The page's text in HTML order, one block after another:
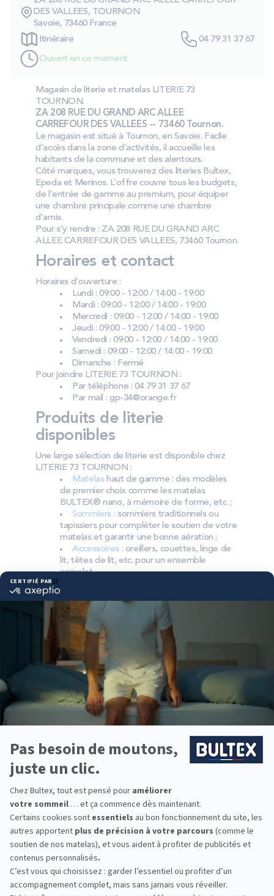
PROMOS
Technologie bultex
Nos engagements
Storelocator
ContactMon compte
DES VALLEES, TOURNON
Savoie, 73460 France
Itinéraire
04 79 31 37 67
Ouvert en ce moment
Magasin de literie et matelas LITERIE 73
TOURNON.
ZA 208 RUE DU GRAND ARC ALLEE
CARREFOUR DES VALLEES -- 73460 Tournon.
Le magasin est situé à Tournon, en Savoie. Facile
d’accès dans la zone d’activités, il accueille les
habitants de la commune et des alentours.
Côté marques, vous trouverez des literies Bultex,
Epeda et Merinos. L’offre couvre tous les budgets,
de l’entrée de gamme au premium, pour équiper
une chambre principale comme une chambre
d’amis.
Pour s’y rendre : ZA 208 RUE DU GRAND ARC
ALLEE CARREFOUR DES VALLEES, 73460 Tournon.
Horaires et contact
Horaires d’ouverture :
Lundi : 09:00 - 12:00 / 14:00 - 19:00
Mardi : 09:00 - 12:00 / 14:00 - 19:00
Mercredi : 09:00 - 12:00 / 14:00 - 19:00
Jeudi : 09:00 - 12:00 / 14:00 - 19:00
Vendredi : 09:00 - 12:00 / 14:00 - 19:00
Samedi : 09:00 - 12:00 / 14:00 - 19:00
Dimanche : Fermé
Pour joindre LITERIE 73 TOURNON :
Par téléphone : 04 79 31 37 67
Par mail : gp-34@orange.fr
Produits de literie
disponibles
Une large sélection de literie est disponible chez
LITERIE 73 TOURNON :
Matelashaut de gamme : des modèles
de premier choix comme les matelas
BULTEX® nano, à mémoire de forme, etc. ;
Sommiers : sommiers traditionnels ou
tapissiers pour compléter le soutien de votre
matelas et garantir une bonne aération ;
Accessoires: oreillers, couettes, linge de
lit, têtes de lit, etc. pour un ensemble
complet.
Pourquoi choisir Bultex
comme literie ?
Bultex est l’une des marques de literie les plus
présentes dans les foyers français*. La marque
s’appuie sur un savoir‑faire reconnu et des
matériaux exclusifs pour viser un confort durable.
Chaque dormeur a ses préférences. Les matelas
Bultex couvrent plusieurs niveaux de fermeté et se
marient avec le sommier adapté pour offrir un
soutien homogène et précis.
Vous équipez toute la famille ? Des solutions
existent pour les adultes, les enfants et la chambre
d’appoint, afin d’allier confort, hygiène et
*Marque la plus détenue : 18 599 personnes
Iligo.
LITERIE 73 TOURNON :
essayez avant d’acheter
Passez en magasin pour comparer les matelas en
conditions réelles. Prenez le temps d’essayer
plusieurs conforts, allongé sur le dos et sur le côté,
afin d’identifier le modèle qui vous convient. Une